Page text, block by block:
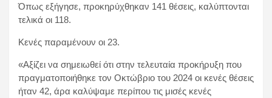
Όπως εξήγησε, προκηρύχθηκαν 141 θέσεις, καλύπτονται
τελικά οι 118.
Κενές παραμένουν οι 23.
«Αξίζει να σημειωθεί ότι στην τελευταία προκήρυξη που
πραγματοποιήθηκε τον Οκτώβριο του 2024 οι κενές θέσεις
ήταν 42, άρα καλύψαμε περίπου τις μισές κενές